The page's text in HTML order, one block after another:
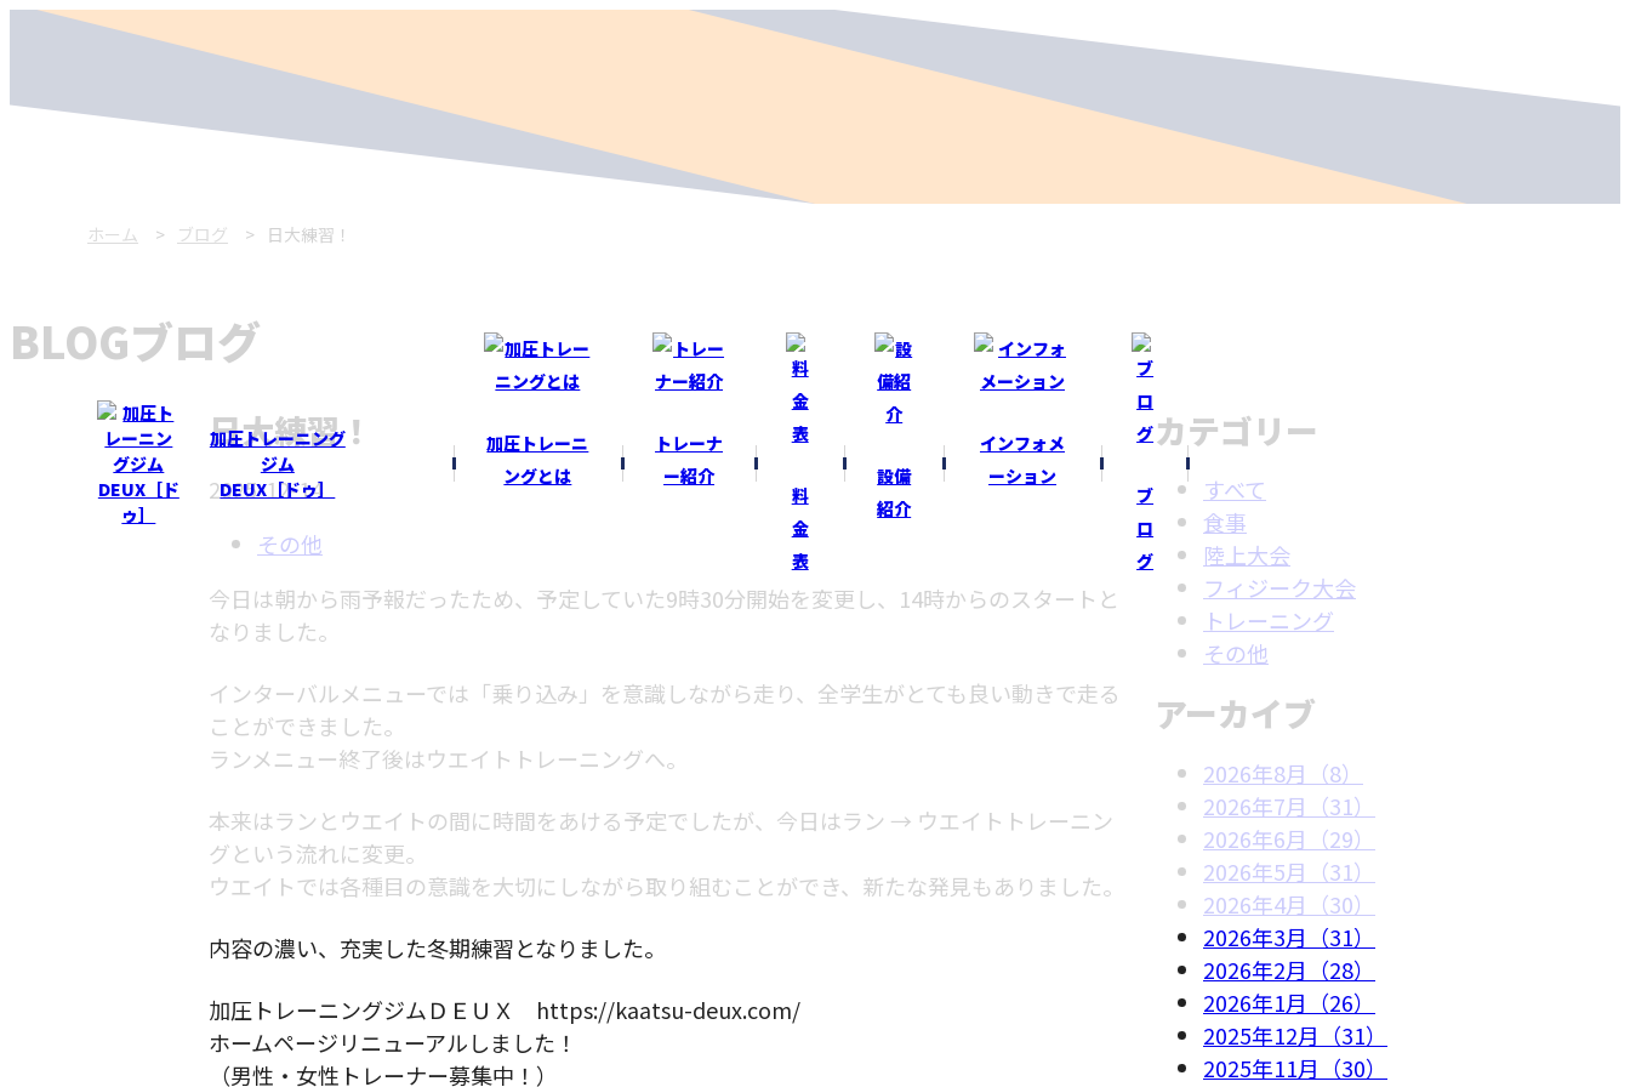
加圧トレーニング
ジム
DEUX［ドゥ］
加圧トレーニ
ングとは
トレーナ
ー紹介
料
金
表
設備
紹介
インフォメ
ーション
ブ
ロ
グ
ホーム ブログ 日大練習！
BLOGブログ
日大練習！
2025-12-14
その他
今日は朝から雨予報だったため、予定していた9時30分開始を変更し、14時からのスタートと
なりました。
インターバルメニューでは「乗り込み」を意識しながら走り、全学生がとても良い動きで走る
ことができました。
ランメニュー終了後はウエイトトレーニングへ。
本来はランとウエイトの間に時間をあける予定でしたが、今日はラン → ウエイトトレーニン
グという流れに変更。
ウエイトでは各種目の意識を大切にしながら取り組むことができ、新たな発見もありました。
内容の濃い、充実した冬期練習となりました。
加圧トレーニングジムＤＥＵＸ https://kaatsu-deux.com/
ホームページリニューアルしました！
（男性・女性トレーナー募集中！）
カテゴリー
すべて
食事
陸上大会
フィジーク大会
トレーニング
その他
アーカイブ
2026年8月（8）
2026年7月（31）
2026年6月（29）
2026年5月（31）
2026年4月（30）
2026年3月（31）
2026年2月（28）
2026年1月（26）
2025年12月（31）
2025年11月（30）